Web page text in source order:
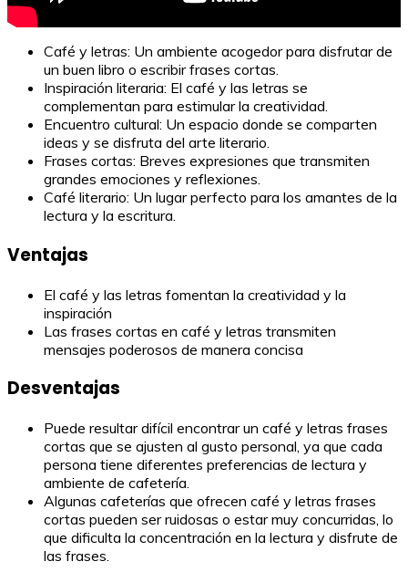
Café y letras: Un ambiente acogedor para disfrutar de
un buen libro o escribir frases cortas.
Inspiración literaria: El café y las letras se
complementan para estimular la creatividad.
Encuentro cultural: Un espacio donde se comparten
ideas y se disfruta del arte literario.
Frases cortas: Breves expresiones que transmiten
grandes emociones y reflexiones.
Café literario: Un lugar perfecto para los amantes de la
lectura y la escritura.
Ventajas
El café y las letras fomentan la creatividad y la
inspiración
Las frases cortas en café y letras transmiten
mensajes poderosos de manera concisa
Desventajas
Puede resultar difícil encontrar un café y letras frases
cortas que se ajusten al gusto personal, ya que cada
persona tiene diferentes preferencias de lectura y
ambiente de cafetería.
Algunas cafeterías que ofrecen café y letras frases
cortas pueden ser ruidosas o estar muy concurridas, lo
que dificulta la concentración en la lectura y disfrute de
las frases.